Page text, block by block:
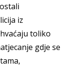
iz
toliko
gdje se